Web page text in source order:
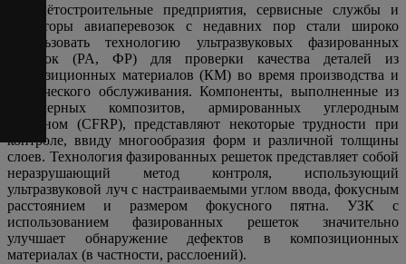
Самолётостроительные предприятия, сервисные службы и
операторы авиаперевозок с недавних пор стали широко
использовать технологию ультразвуковых фазированных
решеток (PA, ФР) для проверки качества деталей из
композиционных материалов (КМ) во время производства и
технического обслуживания. Компоненты, выполненные из
полимерных композитов, армированных углеродным
волокном (CFRP), представляют некоторые трудности при
контроле, ввиду многообразия форм и различной толщины
слоев. Технология фазированных решеток представляет собой
неразрушающий метод контроля, использующий
ультразвуковой луч с настраиваемыми углом ввода, фокусным
расстоянием и размером фокусного пятна. УЗК с
использованием фазированных решеток значительно
улучшает обнаружение дефектов в композиционных
материалах (в частности, расслоений).